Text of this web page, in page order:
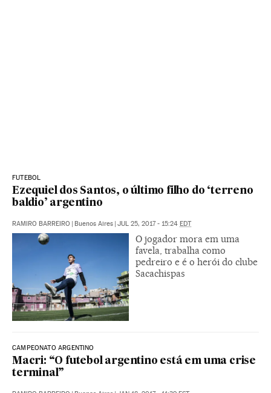
FUTEBOL
Ezequiel dos Santos, o último filho do ‘terreno
baldio’ argentino
RAMIRO BARREIRO Buenos Aires JUL 25, 2017 - 15:24 EDT
O jogador mora em uma
favela, trabalha como
pedreiro e é o herói do clube
Sacachispas
CAMPEONATO ARGENTINO
Macri: “O futebol argentino está em uma crise
terminal”